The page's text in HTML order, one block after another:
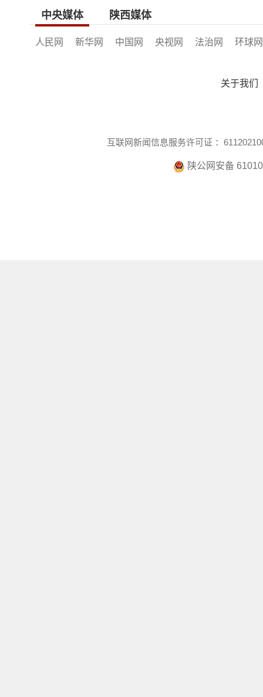
中央媒体 陕西媒体
人民网 新华网 中国网 央视网 法治网 环球网
关于我们
互联网新闻信息服务许可证 ：
陕公网安备